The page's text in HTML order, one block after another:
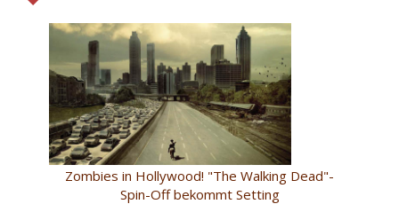
Zombies in Hollywood! "The Walking Dead"-
Spin-Off bekommt Setting